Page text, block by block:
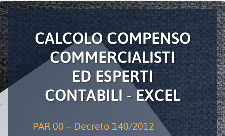
CALCOLO COMPENSO
COMMERCIALISTI
ED ESPERTI
CONTABILI - EXCEL
PAR 00 – Decreto 140/2012